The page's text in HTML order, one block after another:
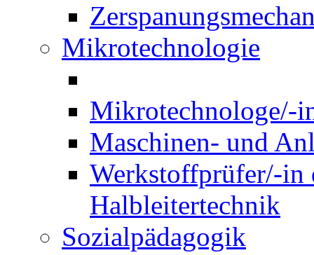
Mikrotechnologie
Mikrotechnologe/-
Maschinen- und
Werkstoffprüfer/-in
Halbleitertechnik
Sozialpädagogik